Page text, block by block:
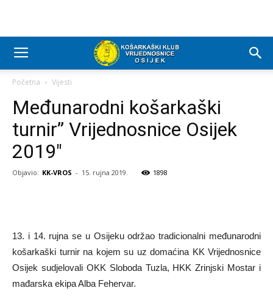
Početna Vijesti
Međunarodni košarkaški
turnir” Vrijednosnice Osijek
2019″
Objavio: KK-VROS - 15. rujna 2019. 1898
13. i 14. rujna se u Osijeku održao tradicionalni međunarodni
košarkaški turnir na kojem su uz domaćina KK Vrijednosnice
Osijek sudjelovali OKK Sloboda Tuzla, HKK Zrinjski Mostar i
mađarska ekipa Alba Fehervar.